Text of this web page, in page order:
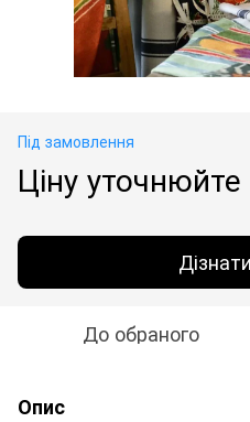
Під замовлення
Ціну уточнюйте
До обраного
Опис